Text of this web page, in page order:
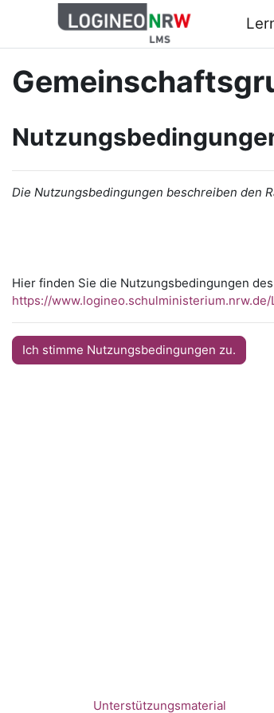
Zum Hauptinhalt
Die Nutzungsbedingungen beschreiben den
Hier finden Sie die Nutzungsbedingungen des
https://www.logineo.schulministerium.nrw.de/
Ich stimme Nutzungsbedingungen zu.
Unterstützungsmaterial